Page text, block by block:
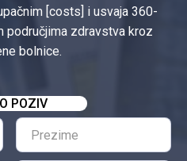
[costs] i usvaja 360-
područjima zdravstva kroz
bolnice.
POZIV